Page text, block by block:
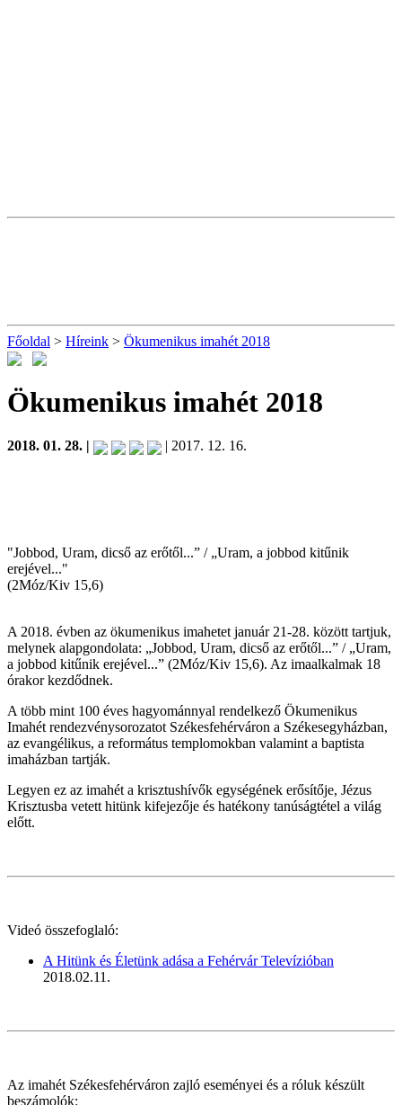
Főoldal > Híreink > Ökumenikus imahét 2018
Ökumenikus imahét 2018
2018. 01. 28. | | 2017. 12. 16.
"Jobbod, Uram, dicső az erőtől...” / „Uram, a jobbod kitűnik
erejével..."
(2Móz/Kiv 15,6)
A 2018. évben az ökumenikus imahetet január 21-28. között tartjuk,
melynek alapgondolata: „Jobbod, Uram, dicső az erőtől...” / „Uram,
a jobbod kitűnik erejével...” (2Móz/Kiv 15,6). Az imaalkalmak 18
órakor kezdődnek.
A több mint 100 éves hagyománnyal rendelkező Ökumenikus
Imahét rendezvénysorozatot Székesfehérváron a Székesegyházban,
az evangélikus, a református templomokban valamint a baptista
imaházban tartják.
Legyen ez az imahét a krisztushívők egységének erősítője, Jézus
Krisztusba vetett hitünk kifejezője és hatékony tanúságtétel a világ
előtt.
Videó összefoglaló:
A Hitünk és Életünk adása a Fehérvár Televízióban
2018.02.11.
Az imahét Székesfehérváron zajló eseményei és a róluk készült
beszámolók: